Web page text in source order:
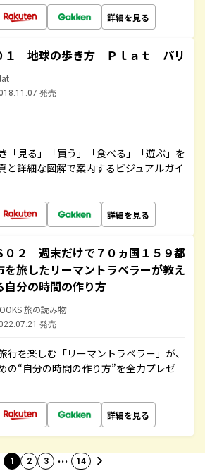
詳細を見る
１ 地球の歩き方 Ｐｌａｔ パリ
発売
「見る」「買う」「食べる」「遊ぶ」を
と詳細な図解で案内するビジュアルガイ
詳細を見る
０２ 週末だけで７０ヵ国１５９都
を旅したリーマントラベラーが教え
自分の時間の作り方
旅の読み物
発売
行を楽しむ「リーマントラベラー」が、
の“自分の時間の作り方”を全力プレゼ
詳細を見る
1 2 3 … 14